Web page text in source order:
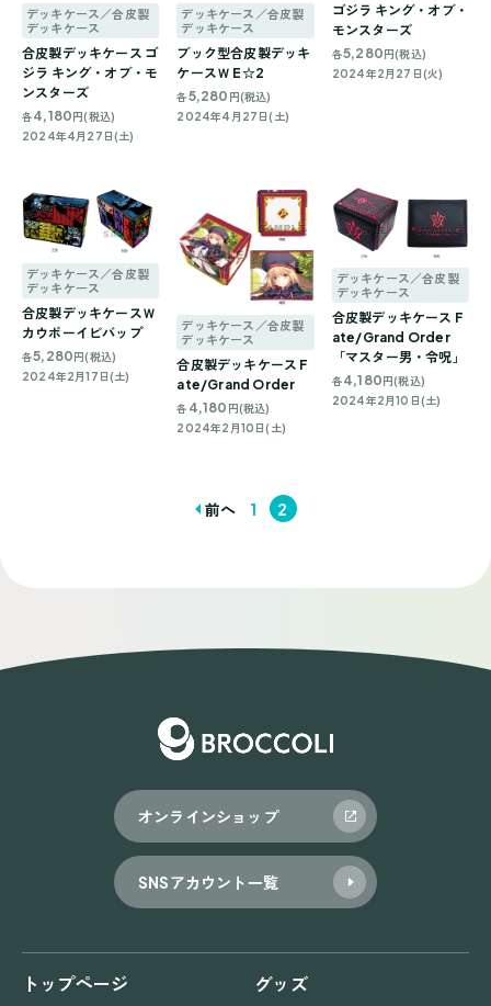
デッキケース／合皮製
デッキケース
合皮製デッキケース ゴ
ジラ キング・オブ・モ
ンスターズ
各4,180円(税込)
2024年4月27日(土)
デッキケース／合皮製
デッキケース
ブック型合皮製デッキ
ケースＷ E☆2
各5,280 円(税込)
2024年4月27日(土)
ゴジラ キング・オブ・
モンスターズ
各5,280円(税込)
2024年2月27日(火)
デッキケース／合皮製
デッキケース
合皮製デッキケースＷ
カウボーイビバップ
各5,280円(税込)
2024年2月17日(土)
デッキケース／合皮製
デッキケース
合皮製デッキケース F
ate/Grand Order
各 4,180 円(税込)
2024年2月10日(土)
デッキケース／合皮製
デッキケース
合皮製デッキケース F
ate/Grand Order
「マスター男・令呪」
各4,180円(税込)
2024年2月10日(土)
ゲ
前へ 1 2
オンラインショップ
SNSアカウント一覧
トップページ グッズ